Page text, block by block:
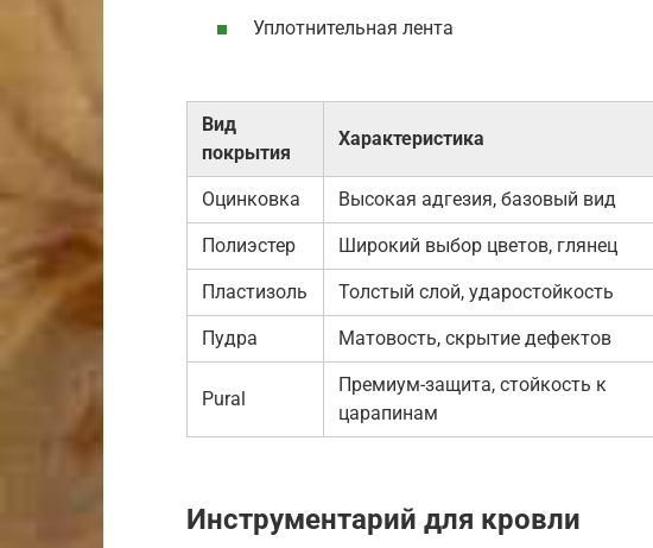
Уплотнительная лента
Вид
покрытия
Характеристика
Оцинковка Высокая адгезия, базовый вид
Полиэстер Широкий выбор цветов, глянец
Пластизоль Толстый слой, ударостойкость
Пудра Матовость, скрытие дефектов
Pural
Премиум-защита, стойкость к
царапинам
Инструментарий для кровли